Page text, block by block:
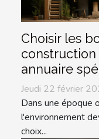
Choisir les
annuaire
Jeudi 22 février
Dans une époque
l'environnement
choix...